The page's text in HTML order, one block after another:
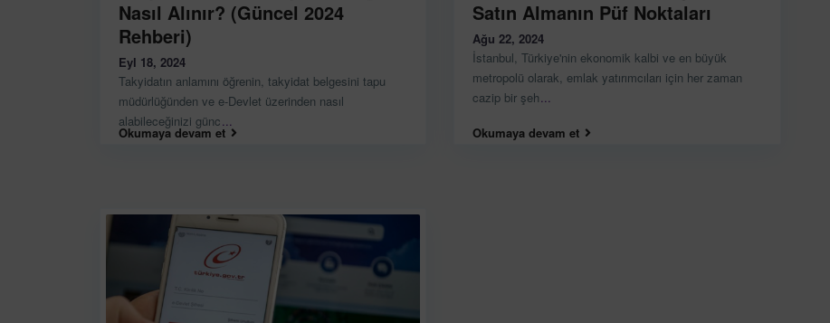
Nasıl Alınır? (Güncel 2024
Rehberi)
Eyl 18, 2024
Takyidatın anlamını öğrenin, takyidat belgesini tapu
müdürlüğünden ve e-Devlet üzerinden nasıl
alabileceğinizi günc...
Okumaya devam et
Satın Almanın Püf Noktaları
Ağu 22, 2024
İstanbul, Türkiye'nin ekonomik kalbi ve en büyük
metropolü olarak, emlak yatırımcıları için her zaman
cazip bir şeh...
Okumaya devam et